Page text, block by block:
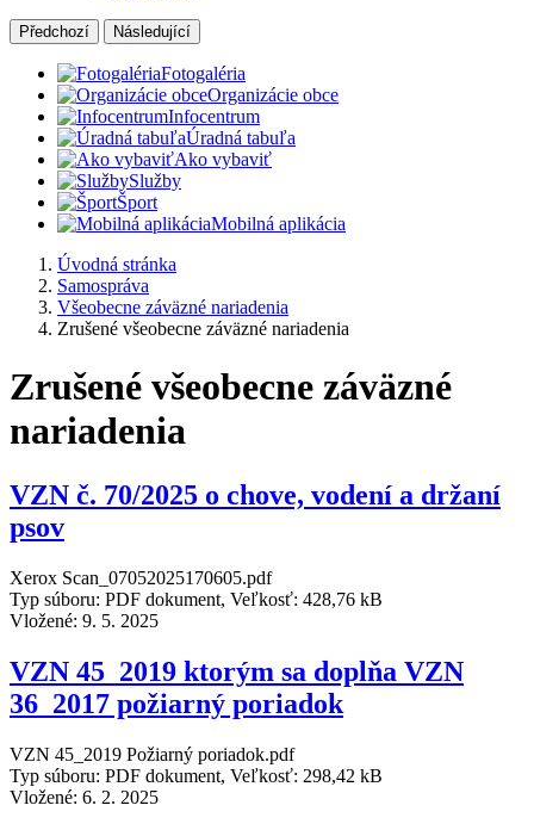
Předchozí Následující
Fotogaléria
Organizácie obce
Infocentrum
Úradná tabuľa
Ako vybaviť
Služby
Šport
Mobilná aplikácia
Úvodná stránka
Samospráva
Všeobecne záväzné nariadenia
Zrušené všeobecne záväzné nariadenia
Zrušené všeobecne záväzné
nariadenia
VZN č. 70/2025 o chove, vodení a držaní
psov
Xerox Scan_07052025170605.pdf
Typ súboru: PDF dokument, Veľkosť: 428,76 kB
Vložené: 9. 5. 2025
VZN 45_2019 ktorým sa doplňa VZN
36_2017 požiarný poriadok
VZN 45_2019 Požiarný poriadok.pdf
Typ súboru: PDF dokument, Veľkosť: 298,42 kB
Vložené: 6. 2. 2025